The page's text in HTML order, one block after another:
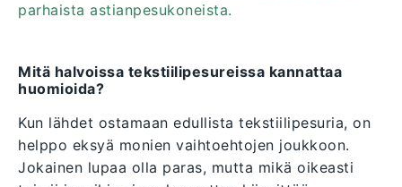
parhaista astianpesukoneista.
Mitä halvoissa tekstiilipesureissa kannattaa
huomioida?
Kun lähdet ostamaan edullista tekstiilipesuria, on
helppo eksyä monien vaihtoehtojen joukkoon.
Jokainen lupaa olla paras, mutta mikä oikeasti